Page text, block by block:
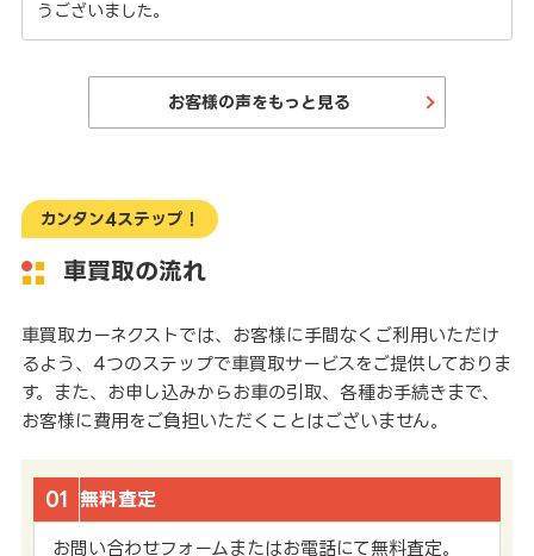
うございました。
お客様の声をもっと見る
カンタン4ステップ！
車買取の流れ
車買取カーネクストでは、お客様に手間なくご利用いただけ
るよう、4つのステップで車買取サービスをご提供しておりま
す。また、お申し込みからお車の引取、各種お手続きまで、
お客様に費用をご負担いただくことはございません。
01 無料査定
お問い合わせフォームまたはお電話にて無料査定。